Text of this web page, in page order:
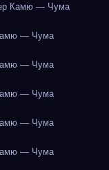
Камю — Чума
— Чума
— Чума
— Чума
— Чума
— Чума